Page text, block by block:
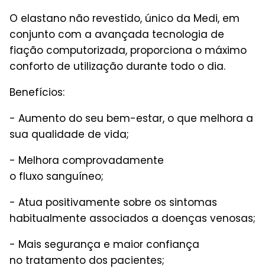
O elastano não revestido, único da Medi, em
conjunto com a avançada tecnologia de
fiação computorizada, proporciona o máximo
conforto de utilização durante todo o dia.
Benefícios:
- Aumento do seu bem-estar, o que melhora a
sua qualidade de vida;
- Melhora comprovadamente
o fluxo sanguíneo;
- Atua positivamente sobre os sintomas
habitualmente associados a doenças venosas;
- Mais segurança e maior confiança
no tratamento dos pacientes;